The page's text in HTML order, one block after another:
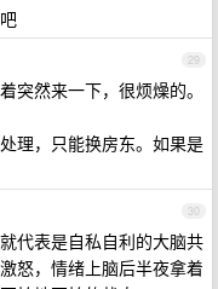
29
突然来一下，很烦燥的。
理，只能换房东。如果是
30
代表是自私自利的大脑共
怒，情绪上脑后半夜拿着